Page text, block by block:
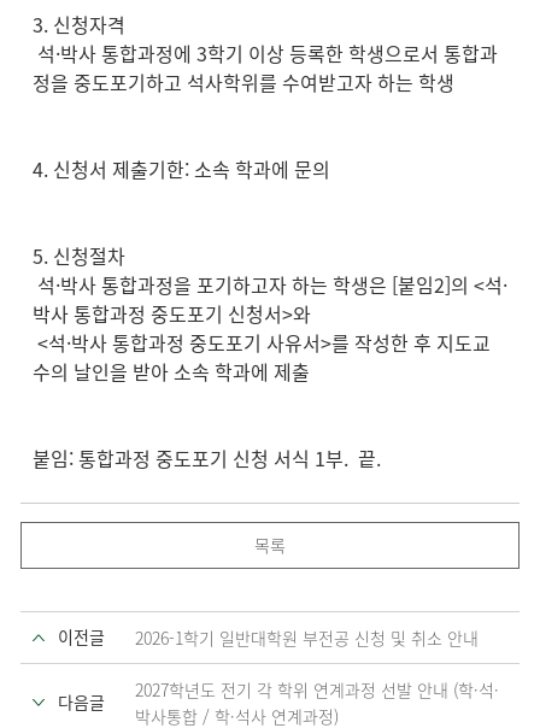
3. 신청자격
석·박사 통합과정에 3학기 이상 등록한 학생으로서 통합과
정을 중도포기하고 석사학위를 수여받고자 하는 학생
4. 신청서 제출기한: 소속 학과에 문의
5. 신청절차
석·박사 통합과정을 포기하고자 하는 학생은 [붙임2]의 <석·
박사 통합과정 중도포기 신청서>와
<석·박사 통합과정 중도포기 사유서>를 작성한 후 지도교
수의 날인을 받아 소속 학과에 제출
붙임: 통합과정 중도포기 신청 서식 1부. 끝.
목록
이전글 2026-1학기 일반대학원 부전공 신청 및 취소 안내
다음글
2027학년도 전기 각 학위 연계과정 선발 안내 (학·석·
박사통합 / 학·석사 연계과정)